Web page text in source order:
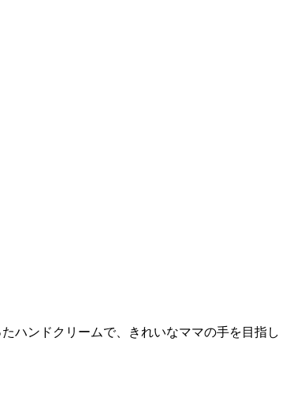
ハンドクリームで、きれいなママの手を目指し